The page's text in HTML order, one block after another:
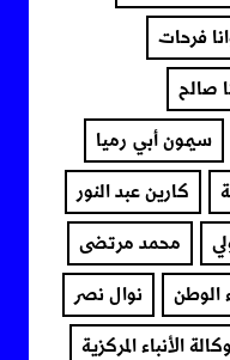
فرحات
صالح
سيمون أبي رميا
كارين عبد النور
محمد مرتضى
الوطن نوال نصر
وكالة الأنباء المركزية